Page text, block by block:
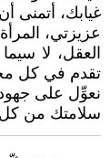
غيابك، أتمنى
عزيزتي،
العقل، لا
تقدم في كل
نعوِّل على جهود
سلامتك من